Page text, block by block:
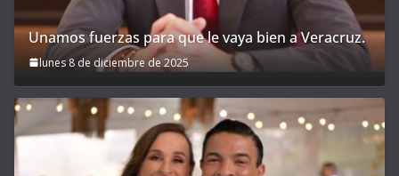
Unamos fuerzas para que le vaya bien a Veracruz.
lunes 8 de diciembre de 2025